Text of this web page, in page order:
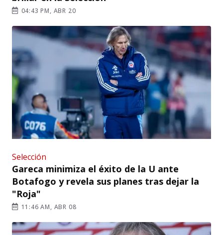
04:43 PM, ABR 20
Selección
Gareca minimiza el éxito de la U ante
Botafogo y revela sus planes tras dejar la
"Roja"
11:46 AM, ABR 08